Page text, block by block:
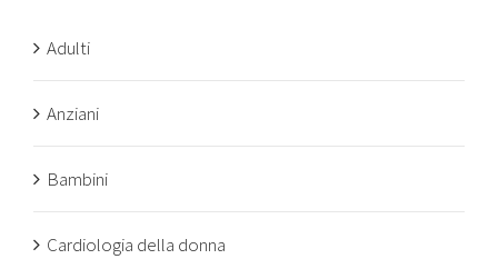
Adulti
Anziani
Bambini
Cardiologia della donna